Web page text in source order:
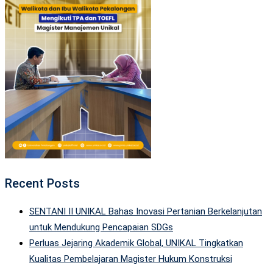
Recent Posts
SENTANI II UNIKAL Bahas Inovasi Pertanian Berkelanjutan
untuk Mendukung Pencapaian SDGs
Perluas Jejaring Akademik Global, UNIKAL Tingkatkan
Kualitas Pembelajaran Magister Hukum Konstruksi